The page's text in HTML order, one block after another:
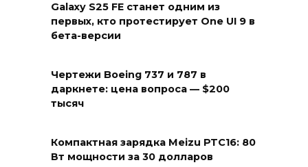
Galaxy S25 FE станет одним из
первых, кто протестирует One UI 9 в
бета-версии
Чертежи Boeing 737 и 787 в
даркнете: цена вопроса — $200
тысяч
Компактная зарядка Meizu PTC16: 80
Вт мощности за 30 долларов